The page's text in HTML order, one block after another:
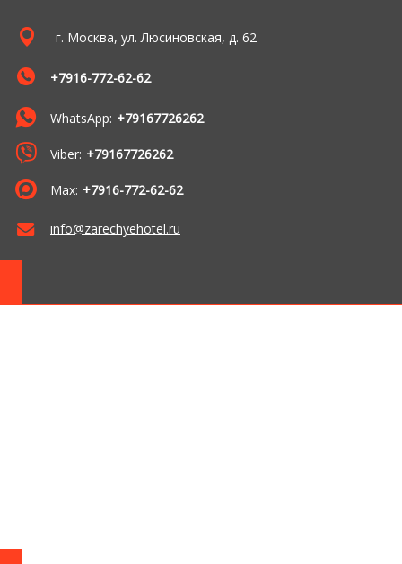
г. Москва, ул. Люсиновская, д. 62
+7916-772-62-62
WhatsApp: +79167726262
Viber: +79167726262
Max: +7916-772-62-62
info@zarechyehotel.ru